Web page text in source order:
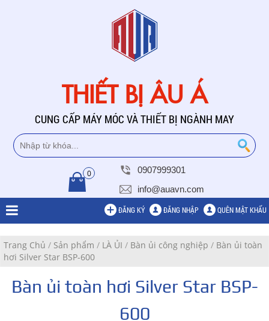
THIẾT BỊ ÂU Á
CUNG CẤP MÁY MÓC VÀ THIẾT BỊ NGÀNH MAY
0
0907999301
info@auavn.com
ĐĂNG KÝ ĐĂNG NHẬP QUÊN MẬT KHẨU
Trang Chủ / Sản phẩm / LÀ ỦI / Bàn ủi công nghiệp / Bàn ủi toàn
hơi Silver Star BSP-600
Bàn ủi toàn hơi Silver Star BSP-
600